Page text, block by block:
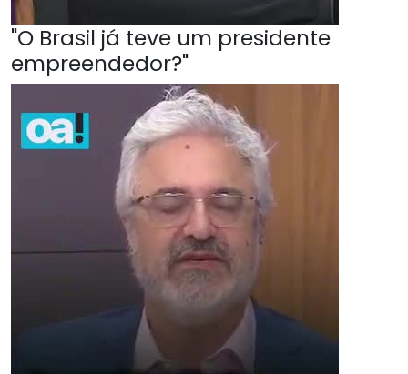
"O Brasil já teve um presidente
empreendedor?"